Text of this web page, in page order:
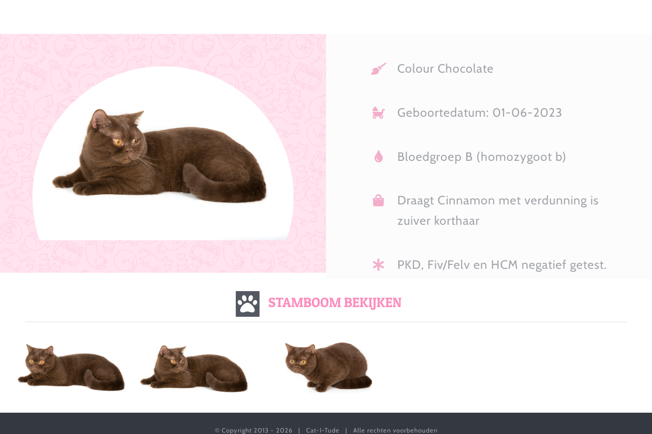
Colour Chocolate
Geboortedatum: 01-06-2023
Bloedgroep B (homozygoot b)
Draagt Cinnamon met verdunning is
zuiver korthaar
PKD, Fiv/Felv en HCM negatief getest.
STAMBOOM BEKIJKEN
© Copyright 2013 - 2026 | Cat-I-Tude | Alle rechten voorbehouden